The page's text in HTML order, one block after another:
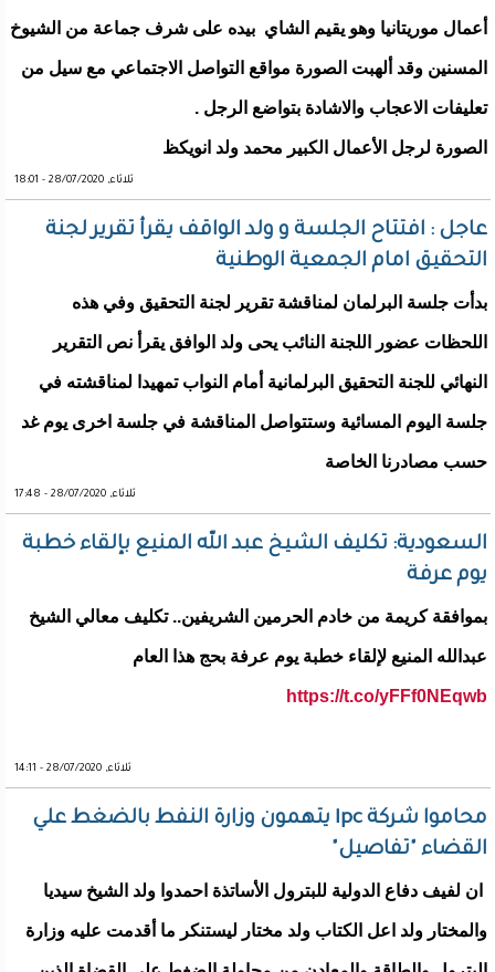
أعمال موريتانيا وهو يقيم الشاي بيده على شرف جماعة من الشيوخ
المسنين وقد ألهبت الصورة مواقع التواصل الاجتماعي مع سيل من
تعليفات الاعجاب والاشادة بتواضع الرجل .
الصورة لرجل الأعمال الكبير محمد ولد انويكظ
ثلاثاء, 28/07/2020 - 18:01
عاجل : افتتاح الجلسة و ولد الواقف يقرأ تقرير لجنة
التحقيق امام الجمعية الوطنية
بدأت جلسة البرلمان لمناقشة تقرير لجنة التحقيق وفي هذه
اللحظات عضور اللجنة النائب يحى ولد الوافق يقرأ نص التقرير
النهائي للجنة التحقيق البرلمانية أمام النواب تمهيدا لمناقشته في
جلسة اليوم المسائية وستتواصل المناقشة في جلسة اخرى يوم غد
حسب مصادرنا الخاصة
ثلاثاء, 28/07/2020 - 17:48
السعودية: تكليف الشيخ عبد الله المنيع بإلقاء خطبة
يوم عرفة
‏بموافقة كريمة من خادم الحرمين الشريفين.. تكليف معالي الشيخ
عبدالله المنيع لإلقاء خطبة يوم عرفة بحج هذا العام
https://t.co/yFFf0NEqwb
ثلاثاء, 28/07/2020 - 14:11
محاموا شركة Ipc يتهمون وزارة النفط بالضغط علي
القضاء "تفاصيل"
ان لفيف دفاع الدولية للبترول الأساتذة احمدوا ولد الشيخ سيديا
والمختار ولد اعل الكتاب ولد مختار ليستنكر ما أقدمت عليه وزارة